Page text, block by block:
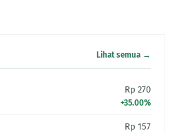
Lihat semua →
Rp 270
+35.00%
Rp 157